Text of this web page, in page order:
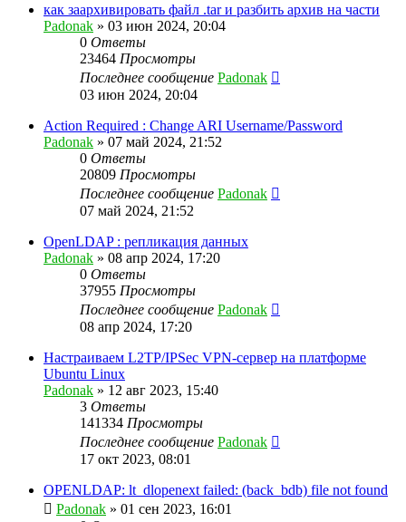
как заархивировать файл .tar и разбить архив на части
Padonak » 03 июн 2024, 20:04
0 Ответы
23464 Просмотры
Последнее сообщение Padonak
03 июн 2024, 20:04
Action Required : Change ARI Username/Password
Padonak » 07 май 2024, 21:52
0 Ответы
20809 Просмотры
Последнее сообщение Padonak
07 май 2024, 21:52
OpenLDAP : репликация данных
Padonak » 08 апр 2024, 17:20
0 Ответы
37955 Просмотры
Последнее сообщение Padonak
08 апр 2024, 17:20
Настраиваем L2TP/IPSec VPN-сервер на платформе
Ubuntu Linux
Padonak » 12 авг 2023, 15:40
3 Ответы
141334 Просмотры
Последнее сообщение Padonak
17 окт 2023, 08:01
OPENLDAP: lt_dlopenext failed: (back_bdb) file not found
Padonak » 01 сен 2023, 16:01